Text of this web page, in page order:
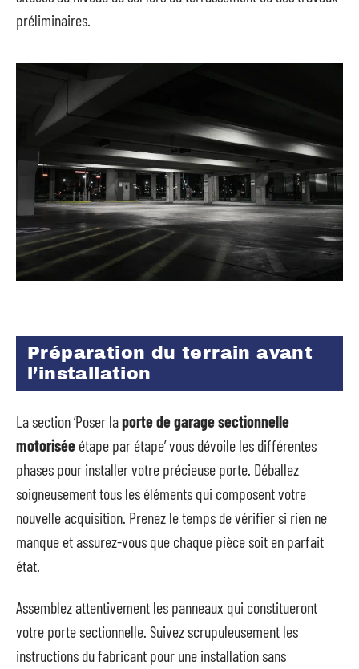
préliminaires.
Préparation du terrain avant
l’installation
La section ‘Poser laporte de garage sectionnelle
motorisée étape par étape’ vous dévoile les différentes
phases pour installer votre précieuse porte. Déballez
soigneusement tous les éléments qui composent votre
nouvelle acquisition. Prenez le temps de vérifier si rien ne
manque et assurez-vous que chaque pièce soit en parfait
état.
Assemblez attentivement les panneaux qui constitueront
votre porte sectionnelle. Suivez scrupuleusement les
instructions du fabricant pour une installation sans